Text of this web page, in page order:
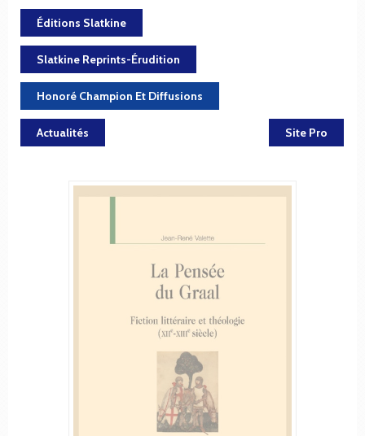
Éditions Slatkine
Slatkine Reprints-Érudition
Honoré Champion Et Diffusions
Actualités Site Pro